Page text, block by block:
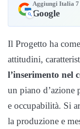
Aggiungi Italia 7
Google
Il Progetto ha
attitudini,
l’inserimento nel
un piano d’azione
e occupabilità. Si
la produzione e